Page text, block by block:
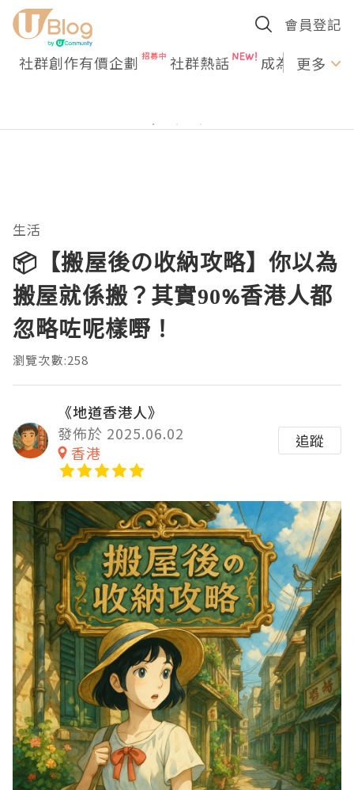
會員登記
社群創作有價企劃 社群熱話 成為U更多
生活
📦【搬屋後の收納攻略】你以為
搬屋就係搬？其實90%香港人都
忽略咗呢樣嘢！
瀏覽次數:258
《地道香港人》
發佈於 2025.06.02
香港
追蹤